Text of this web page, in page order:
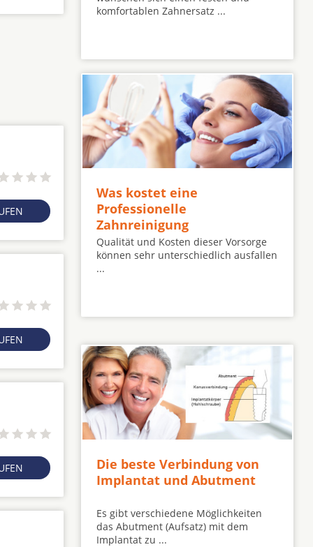
komfortablen Zahnersatz ...
Was kostet eine
Professionelle
Zahnreinigung
Qualität und Kosten dieser Vorsorge
können sehr unterschiedlich ausfallen
...
Die beste Verbindung von
Implantat und Abutment
Es gibt verschiedene Möglichkeiten
das Abutment (Aufsatz) mit dem
Implantat zu ...